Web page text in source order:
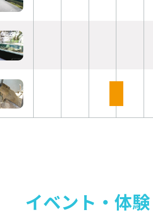
イベント・体験